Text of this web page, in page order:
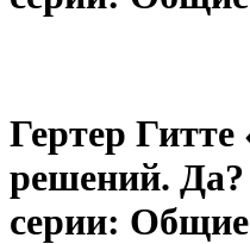
Гертер
решений. Да?
серии: